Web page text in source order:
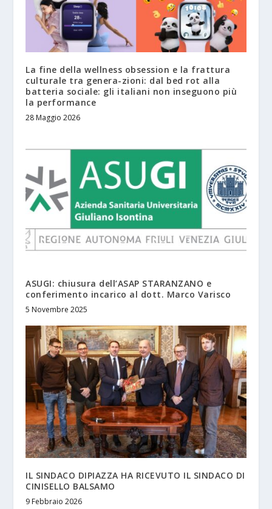
La fine della wellness obsession e la frattura
culturale tra genera-zioni: dal bed rot alla
batteria sociale: gli italiani non inseguono più
la performance
28 Maggio 2026
ASUGI: chiusura dell’ASAP STARANZANO e
conferimento incarico al dott. Marco Varisco
5 Novembre 2025
IL SINDACO DIPIAZZA HA RICEVUTO IL SINDACO DI
CINISELLO BALSAMO
9 Febbraio 2026